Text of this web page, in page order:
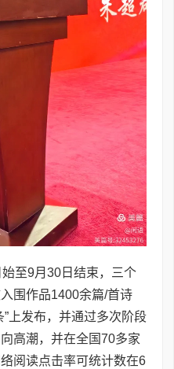
至9月30日结束，三个
围作品1400余篇/首诗
上发布，并通过多次阶段
高潮，并在全国70多家
阅读点击率可统计数在6